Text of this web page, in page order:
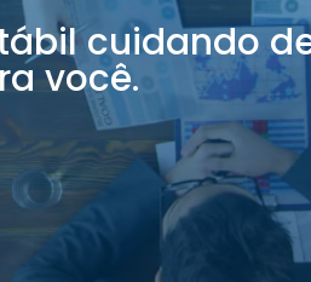
cuidando
você.